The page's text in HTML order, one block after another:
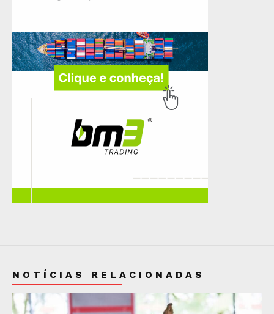
NOTÍCIAS RELACIONADAS